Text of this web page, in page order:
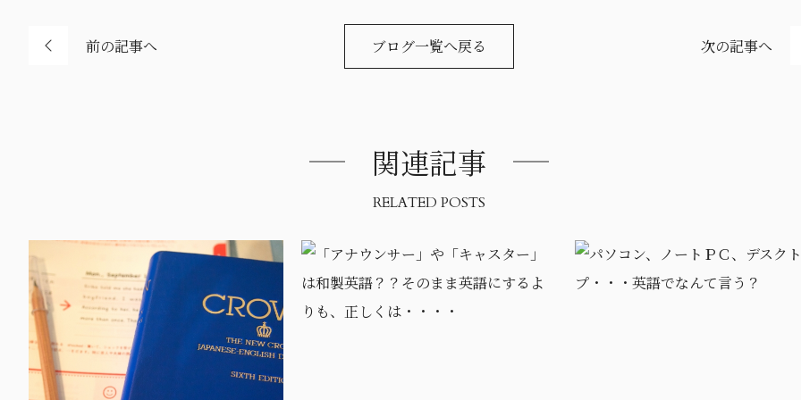
前の記事へ ブログ一覧へ戻る 次の記事へ
関連記事
RELATED POSTS